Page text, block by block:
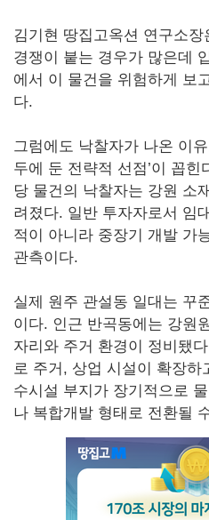
김기현 땅집고옥션 연구소장
경쟁이 붙는 경우가 많은데
에서 이 물건을 위험하게 보
다.
그럼에도 낙찰자가 나온 이
두에 둔 전략적 선점’이 꼽
당 물건의 낙찰자는 강원 소
려졌다. 일반 투자자로서 임
적이 아니라 중장기 개발 가
관측이다.
실제 원주 관설동 일대는 꾸
이다. 인근 반곡동에는 강원
자리와 주거 환경이 정비됐
로 주거, 상업 시설이 확장
수시설 부지가 장기적으로
나 복합개발 형태로 전환될